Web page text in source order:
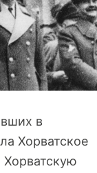
в
Хорватское
Хорватскую